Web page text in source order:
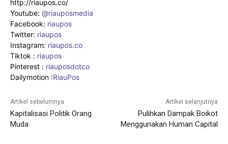
http://riaupos.co/
Youtube: @riauposmedia
Facebook: riaupos
Twitter: riaupos
Instagram: riaupos.co
Tiktok : riaupos
Pinterest : riauposdotco
Dailymotion :RiauPos
Artikel sebelumnya
Kapitalisasi Politik Orang
Muda
Artikel selanjutnya
Pulihkan Dampak Boikot
Menggunakan Human Capital